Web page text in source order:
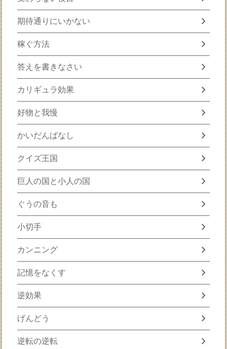
期待通りにいかない chevron_right
稼ぐ方法 chevron_right
答えを書きなさい chevron_right
カリギュラ効果 chevron_right
好物と我慢 chevron_right
かいだんばなし chevron_right
クイズ王国 chevron_right
巨人の国と小人の国 chevron_right
ぐうの音も chevron_right
小切手 chevron_right
カンニング chevron_right
記憶をなくす chevron_right
逆効果 chevron_right
げんどう chevron_right
逆転の逆転 chevron_right